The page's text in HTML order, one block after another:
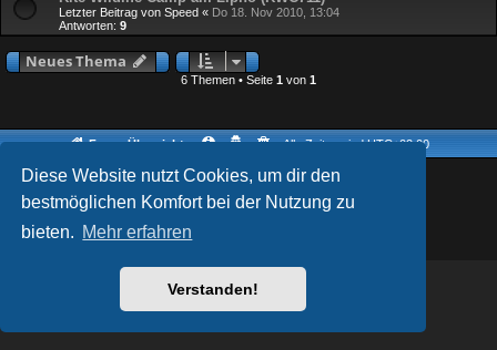
Diese Website nutzt Cookies, um dir den
bestmöglichen Komfort bei der Nutzung zu
bieten. Mehr erfahren
Verstanden!
Letzter Beitrag von Speed « Do 18. Nov 2010, 13:04
Antworten: 9
Neues Thema
6 Themen • Seite 1 von 1
Foren-Übersicht Alle Zeiten sindUTC+02:00
AcidTech by ST SoftwareUpdated for phpBB3.2 by
Powered byphpBB ® Forum Software © phpBB Limited
Datenschutz